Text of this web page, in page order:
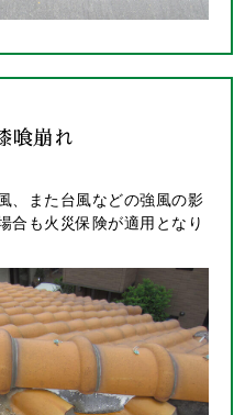
喰崩れ
、また台風などの強風の影
合も火災保険が適用となり